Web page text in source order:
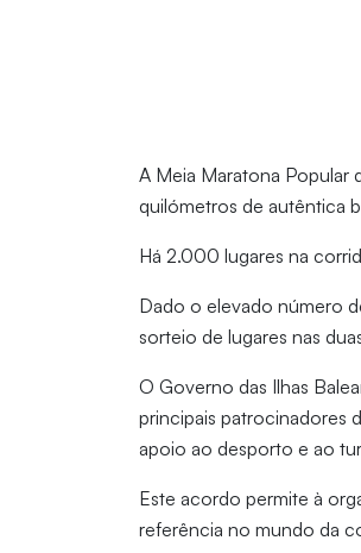
A Meia Maratona Popular
quilómetros de autêntica
Há 2.000 lugares na
Dado o elevado número
sorteio de lugares nas
O Governo das Ilhas
principais patrocinadores
apoio ao desporto e ao
Este acordo permite à
referência no mundo da